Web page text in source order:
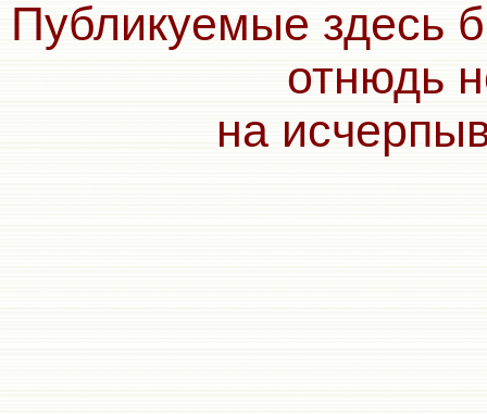
Публикуемые здесь
отнюдь
на